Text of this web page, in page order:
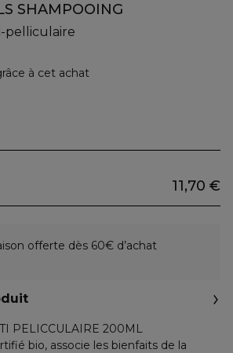
SHAMPOOING
pelliculaire
à cet achat
11,70 €
offerte dès 60€ d’achat
PELICCULAIRE 200ML
bio, associe les bienfaits de la